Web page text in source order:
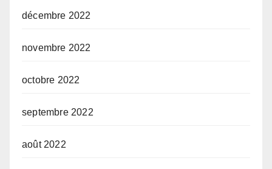
décembre 2022
novembre 2022
octobre 2022
septembre 2022
août 2022